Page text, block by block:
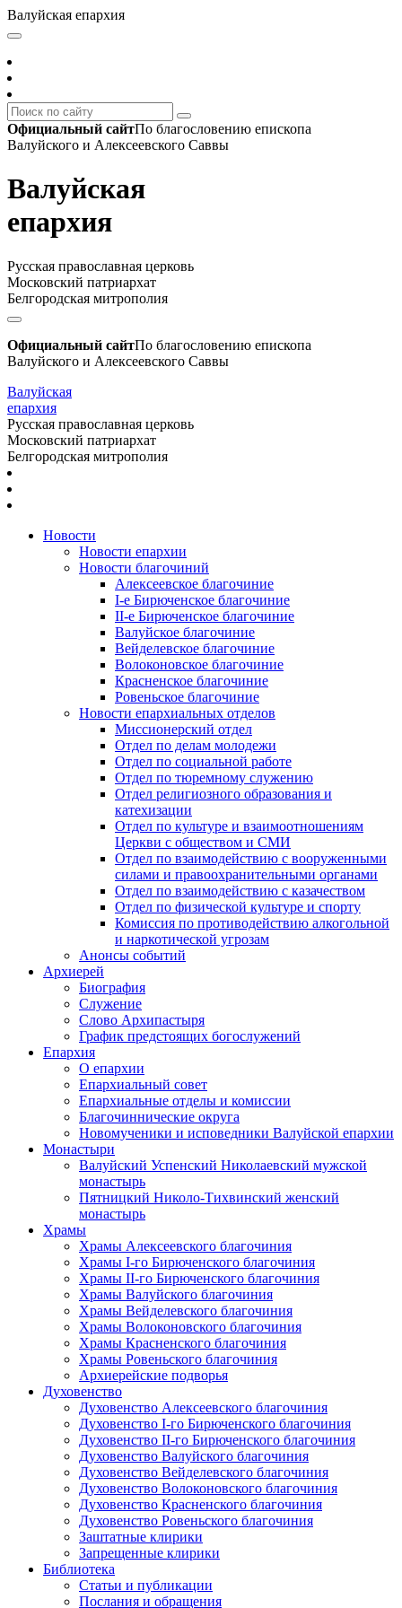
Валуйская епархия
Официальный сайтПо благословению епископа
Валуйского и Алексеевского Саввы
Валуйская
епархия
Русская православная церковь
Московский патриархат
Белгородская митрополия
Официальный сайтПо благословению епископа
Валуйского и Алексеевского Саввы
Валуйская
епархия
Русская православная церковь
Московский патриархат
Белгородская митрополия
Новости
Новости епархии
Новости благочиний
Алексеевское благочиние
I-е Бирюченское благочиние
II-е Бирюченское благочиние
Валуйское благочиние
Вейделевское благочиние
Волоконовское благочиние
Красненское благочиние
Ровеньское благочиние
Новости епархиальных отделов
Миссионерский отдел
Отдел по делам молодежи
Отдел по социальной работе
Отдел по тюремному служению
Отдел религиозного образования и
катехизации
Отдел по культуре и взаимоотношениям
Церкви с обществом и СМИ
Отдел по взаимодействию с вооруженными
силами и правоохранительными органами
Отдел по взаимодействию с казачеством
Отдел по физической культуре и спорту
Комиссия по противодействию алкогольной
и наркотической угрозам
Анонсы событий
Архиерей
Биография
Служение
Слово Архипастыря
График предстоящих богослужений
Епархия
О епархии
Епархиальный совет
Епархиальные отделы и комиссии
Благочиннические округа
Новомученики и исповедники Валуйской епархии
Монастыри
Валуйский Успенский Николаевский мужской
монастырь
Пятницкий Николо-Тихвинский женский
монастырь
Храмы
Храмы Алексеевского благочиния
Храмы I-го Бирюченского благочиния
Храмы II-го Бирюченского благочиния
Храмы Валуйского благочиния
Храмы Вейделевского благочиния
Храмы Волоконовского благочиния
Храмы Красненского благочиния
Храмы Ровеньского благочиния
Архиерейские подворья
Духовенство
Духовенство Алексеевского благочиния
Духовенство I-го Бирюченского благочиния
Духовенство II-го Бирюченского благочиния
Духовенство Валуйского благочиния
Духовенство Вейделевского благочиния
Духовенство Волоконовского благочиния
Духовенство Красненского благочиния
Духовенство Ровеньского благочиния
Заштатные клирики
Запрещенные клирики
Библиотека
Статьи и публикации
Послания и обращения